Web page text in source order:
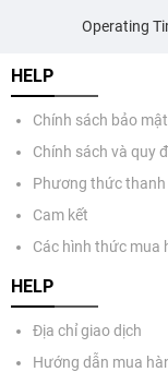
Operating
HELP
Chính sách bảo
Chính sách và quy
Phương thức
Cam kết
Các hình thức mua
HELP
Địa chỉ giao dịch
Hướng dẫn mua